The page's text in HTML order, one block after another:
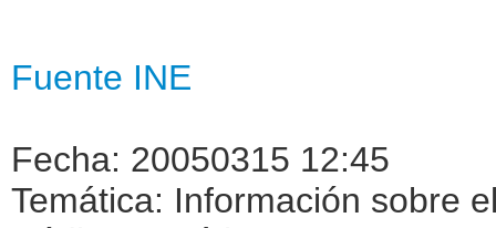
Fuente INE
Fecha: 20050315 12:45
Temática: Información sobre